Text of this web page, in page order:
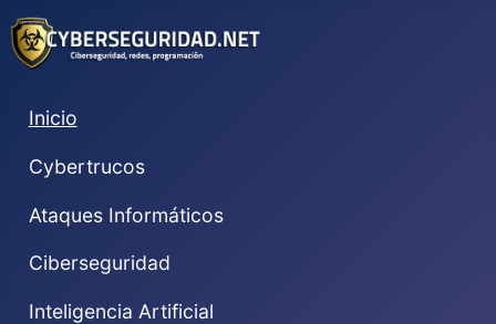
Inicio
Cybertrucos
Ataques Informáticos
Ciberseguridad
Inteligencia Artificial